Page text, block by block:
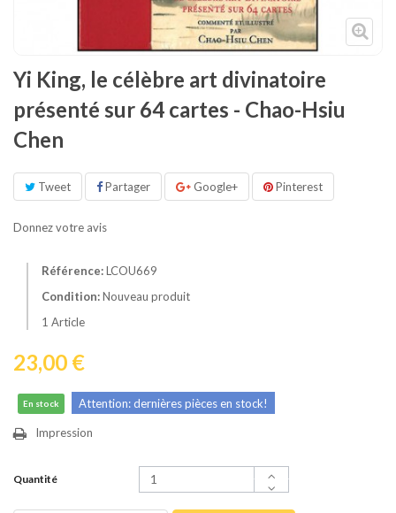
Yi King, le célèbre art divinatoire
présenté sur 64 cartes - Chao-Hsiu
Chen
Tweet Partager Google+ Pinterest
Donnez votre avis
Référence:LCOU669
Condition:Nouveau produit
1 Article
23,00 €
En stock Attention: dernières pièces en stock!
Impression
Quantité